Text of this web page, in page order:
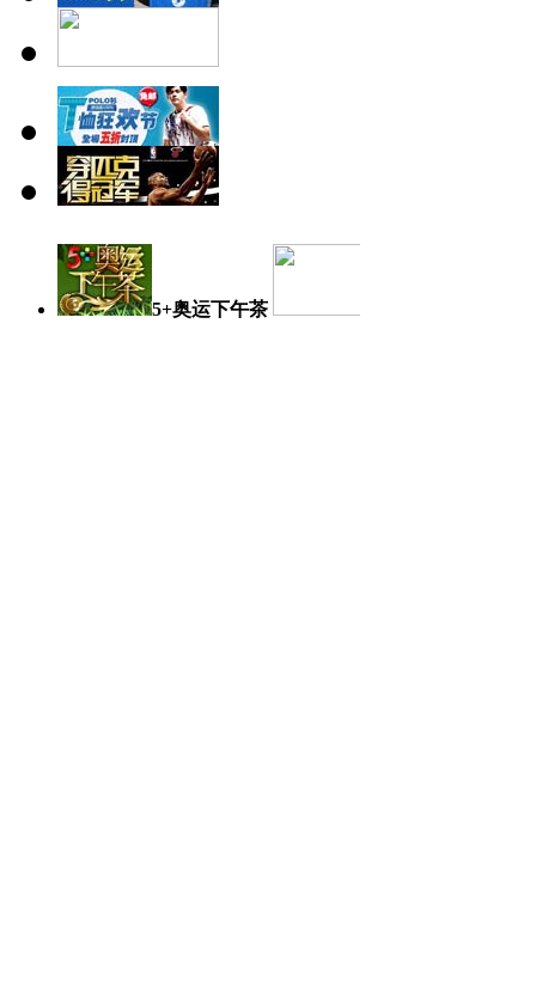
5+奥运下午茶